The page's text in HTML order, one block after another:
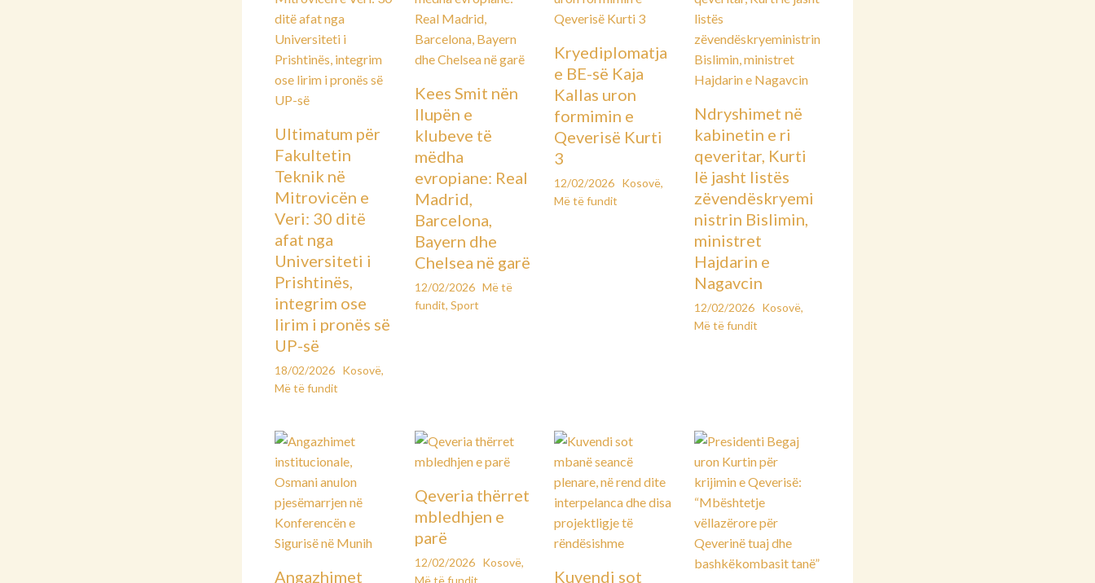
Ultimatum për
Fakultetin
Teknik në
Mitrovicën e
Veri: 30 ditë
afat nga
Universiteti i
Prishtinës,
integrim ose
lirim i pronës së
UP-së
18/02/2026 Kosovë,
Më të fundit
Kees Smit nën
llupën e
klubeve të
mëdha
evropiane: Real
Madrid,
Barcelona,
Bayern dhe
Chelsea në garë
12/02/2026 Më të
fundit, Sport
Kryediplomatja
e BE-së Kaja
Kallas uron
formimin e
Qeverisë Kurti
3
12/02/2026 Kosovë,
Më të fundit
Ndryshimet në
kabinetin e ri
qeveritar, Kurti
lë jasht listës
zëvendëskryemi
nistrin Bislimin,
ministret
Hajdarin e
Nagavcin
12/02/2026 Kosovë,
Më të fundit
Angazhimet
Qeveria thërret
mbledhjen e
parë
12/02/2026 Kosovë,
Kuvendi sot